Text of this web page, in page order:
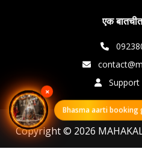
एक
Support
Copyright © 2026
×
Bhasma aarti booking